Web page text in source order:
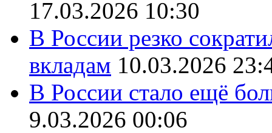
17.03.2026 10:30
В России резко
вкладам 10.03.2026
В России стало ещё
9.03.2026 00:06